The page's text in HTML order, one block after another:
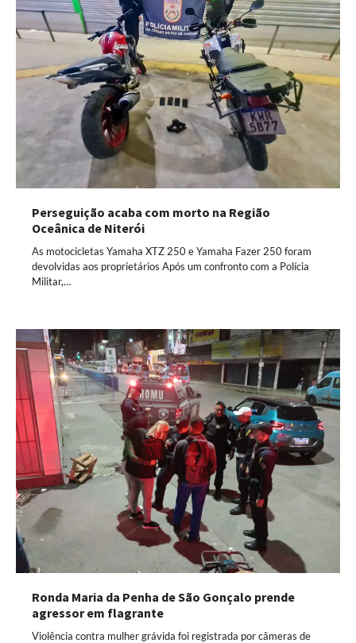
Perseguição acaba com morto na Região
Oceânica de Niterói
As motocicletas Yamaha XTZ 250 e Yamaha Fazer 250 foram
devolvidas aos proprietários Após um confronto com a Polícia
Militar,…
Ronda Maria da Penha de São Gonçalo prende
agressor em flagrante
Violência contra mulher grávida foi registrada por câmeras de